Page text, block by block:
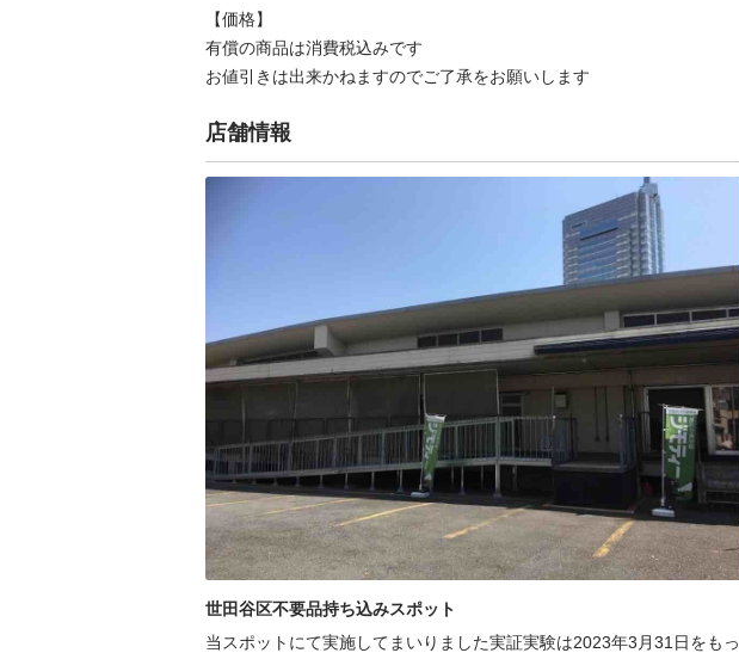
【価格】
有償の商品は消費税込みです
お値引きは出来かねますのでご了承をお願いします
店舗情報
世田谷区不要品持ち込みスポット
当スポットにて実施してまいりました実証実験は2023年3月31日をもっ